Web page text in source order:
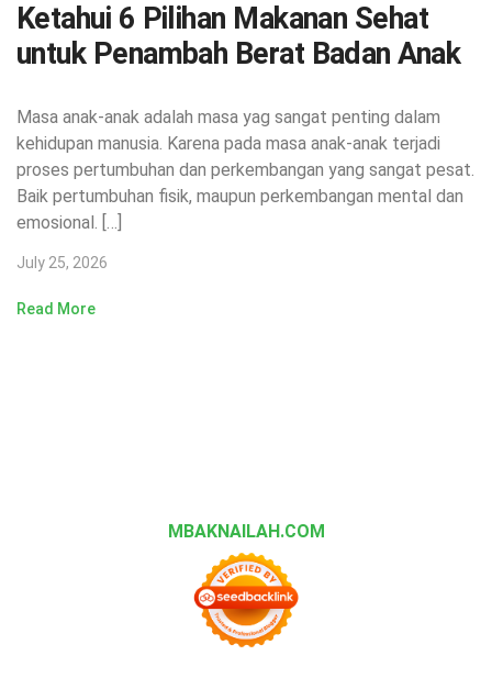
Ketahui 6 Pilihan Makanan Sehat
untuk Penambah Berat Badan Anak
Masa anak-anak adalah masa yag sangat penting dalam
kehidupan manusia. Karena pada masa anak-anak terjadi
proses pertumbuhan dan perkembangan yang sangat pesat.
Baik pertumbuhan fisik, maupun perkembangan mental dan
emosional. […]
July 25, 2026
Read More
MBAKNAILAH.COM